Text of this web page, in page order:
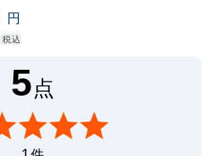
円
税込
5点